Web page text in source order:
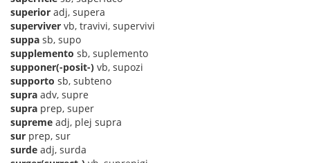
superior adj, supera
superviver vb, travivi, supervivi
suppa sb, supo
supplemento sb, suplemento
supponer(-posit-) vb, supozi
supporto sb, subteno
supra adv, supre
supra prep, super
supreme adj, plej supra
sur prep, sur
surde adj, surda